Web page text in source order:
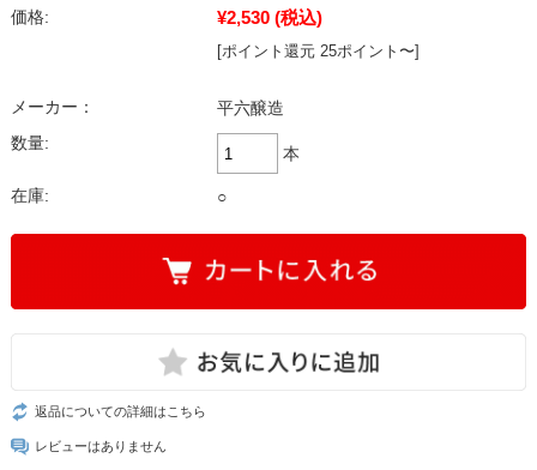
価格: ¥2,530 (税込)
[ポイント還元 25ポイント〜]
メーカー：
平六醸造
数量:
本
在庫: ○
返品についての詳細はこちら
レビューはありません